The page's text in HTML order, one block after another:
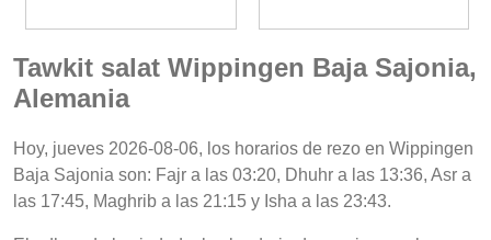
Tawkit salat Wippingen Baja Sajonia,
Alemania
Hoy, jueves 2026-08-06, los horarios de rezo en Wippingen
Baja Sajonia son: Fajr a las 03:20, Dhuhr a las 13:36, Asr a
las 17:45, Maghrib a las 21:15 y Isha a las 23:43.